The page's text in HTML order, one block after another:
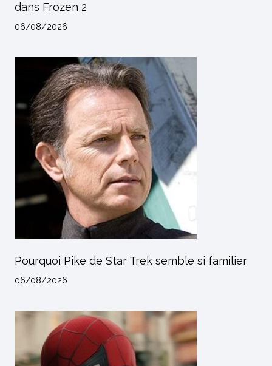
dans Frozen 2
06/08/2026
Pourquoi Pike de Star Trek semble si familier
06/08/2026